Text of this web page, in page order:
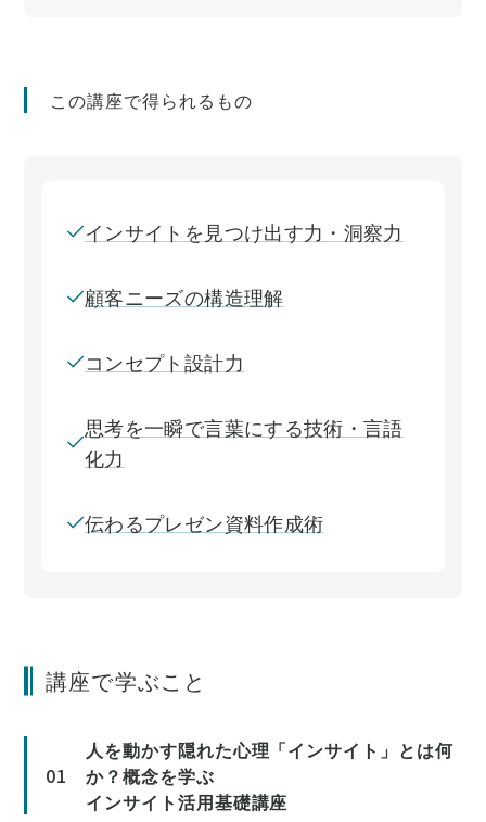
この講座で得られるもの
インサイトを見つけ出す力・洞察力
顧客ニーズの構造理解
コンセプト設計力
思考を一瞬で言葉にする技術・言語
化力
伝わるプレゼン資料作成術
講座で学ぶこと
01
人を動かす隠れた心理「インサイト」とは何
か？概念を学ぶ
インサイト活用基礎講座